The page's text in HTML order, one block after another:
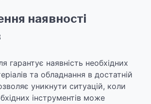
наявності
гарантує наявність необхідних
та обладнання в достатній
уникнути ситуацій, коли
інструментів може